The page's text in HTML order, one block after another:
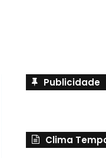
Publicidade
Clima